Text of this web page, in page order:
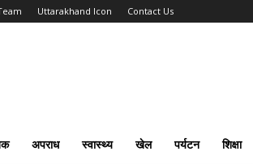
Uttarakhand Icon Contact Us
अपराध स्वास्थ्य खेल पर्यटन शिक्षा